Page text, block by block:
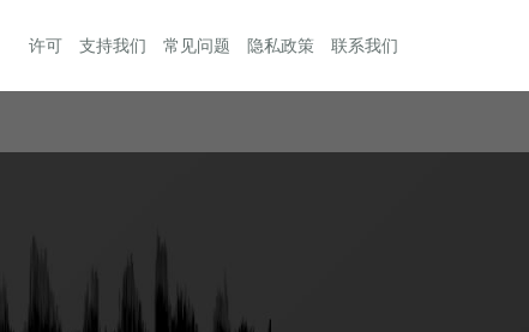
许可 支持我们 常见问题 隐私政策 联系我们